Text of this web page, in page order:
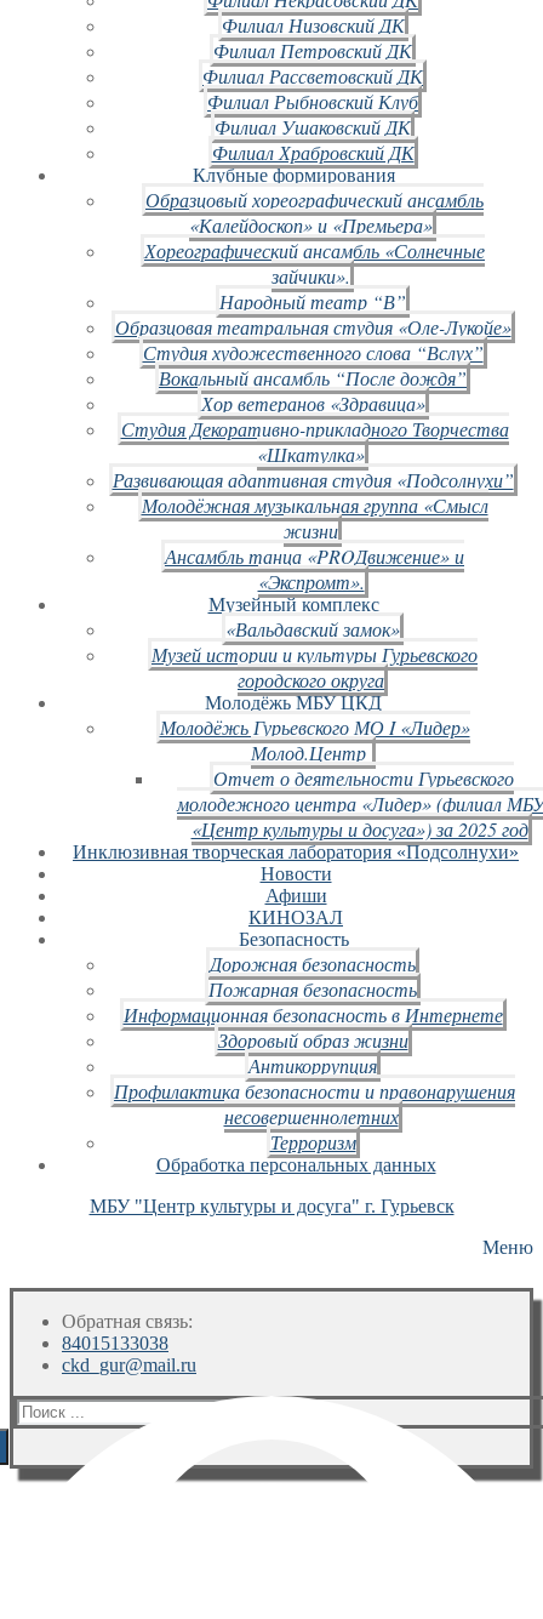
Филиал Низовский ДК
Филиал Петровский ДК
Филиал Рассветовский ДК
Филиал Рыбновский Клуб
Филиал Ушаковский ДК
Филиал Храбровский ДК
Клубные формирования
Образцовый хореографический ансамбль
«Калейдоскоп» и «Премьера»
Хореографический ансамбль «Солнечные
зайчики».
Народный театр “В”
Образцовая театральная студия «Оле-Лукойе»
Студия художественного слова “Вслух”
Вокальный ансамбль “После дождя”
Хор ветеранов «Здравица»
Студия Декоративно-прикладного Творчества
«Шкатулка»
Развивающая адаптивная студия «Подсолнухи”
Молодёжная музыкальная группа «Смысл
жизни
Ансамбль танца «PROДвижение» и
«Экспромт».
Музейный комплекс
«Вальдавский замок»
Музей истории и культуры Гурьевского
городского округа
Молодёжь МБУ ЦКД
Молодёжь Гурьевского МО I «Лидер»
Молод.Центр
Отчет о деятельности Гурьевского
молодежного центра «Лидер» (филиал
«Центр культуры и досуга») за 2025 год
Инклюзивная творческая лаборатория «Подсолнухи»
Новости
Афиши
КИНОЗАЛ
Безопасность
Дорожная безопасность
Пожарная безопасность
Информационная безопасность в Интернете
Здоровый образ жизни
Антикоррупция
Профилактика безопасности и правонарушения
несовершеннолетних
Терроризм
Обработка персональных данных
МБУ "Центр культуры и досуга" г. Гурьевск
Меню
Обратная связь:
84015133038
ckd_gur@mail.ru
Искать: